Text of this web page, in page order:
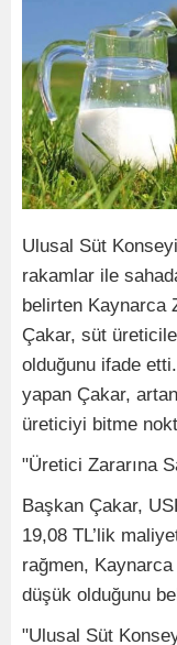
Ulusal Süt
rakamlar ile
belirten Kaynarca
Çakar, süt
olduğunu ifade
yapan Çakar,
üreticiyi bitme
"Üretici Zararına
Başkan Çakar,
19,08 TL’lik
rağmen,
düşük olduğunu
"Ulusal Süt